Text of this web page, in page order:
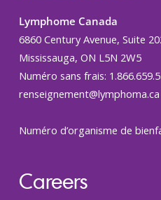
Lymphome Canada
6860 Century Avenue, Suite
Mississauga, ON L5N 2W5
Numéro sans frais:
renseignement@lymphoma.ca
Numéro d’organisme de
Careers